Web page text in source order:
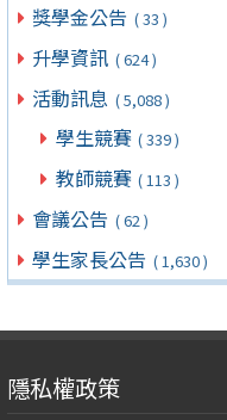
獎學金公告 ( 33 )
升學資訊 ( 624 )
活動訊息 ( 5,088 )
學生競賽 ( 339 )
教師競賽 ( 113 )
會議公告 ( 62 )
學生家長公告 ( 1,630 )
隱私權政策